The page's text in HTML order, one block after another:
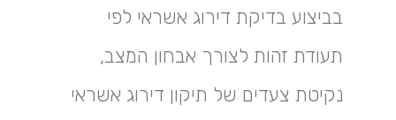
בביצוע בדיקת דירוג אשראי לפי
תעודת זהות לצורך אבחון המצב,
נקיטת צעדים של תיקון דירוג אשראי